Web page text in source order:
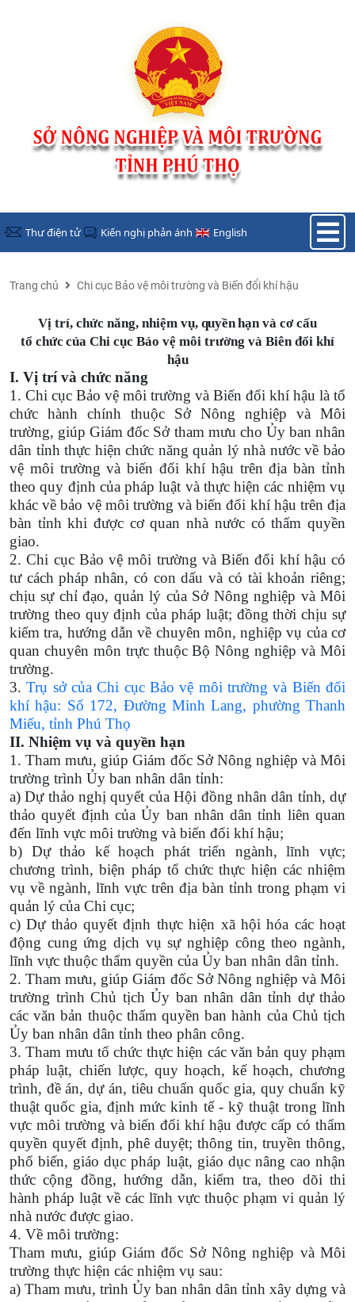
Thư điện tử Kiến nghị phản ánh English
Trang chủ Chi cục Bảo vệ môi trường và Biến đổi khí hậu
Vị trí, chức năng, nhiệm vụ, quyềnhạn và cơ cấu
tổ chức của Chi cục Bảo vệ môi trường và Biên đổi khí
hậu
I. Vị trí và chức năng
1. Chi cục Bảo vệ môi trường và Biến đổi khí hậu là tổ
chức hành chính thuộc Sở Nông nghiệp và Môi
trường, giúp Giám đốc Sở tham mưu cho Ủy ban nhân
dân tỉnh thực hiện chức năng quản lý nhà nước về bảo
vệ môi trườngvà biến đổi khí hậu trên địa bàn tỉnh
theo quy định của pháp luật và thực hiện các nhiệm vụ
khác về bảo vệ môi trường và biến đổi khí hậu trên địa
bàn tỉnh khi được cơ quan nhà nước có thẩm quyền
giao.
2. Chi cục Bảo vệ môi trường và Biến đổi khí hậu có
tư cách pháp nhân, có con dấu và có tài khoản riêng;
chịu sự chỉ đạo, quản lý của Sở Nông nghiệp và Môi
trường theo quy định của pháp luật; đồng thời chịu sự
kiểm tra, hướng dẫn về chuyên môn, nghiệp vụ của cơ
quan chuyên môn trực thuộc Bộ Nông nghiệp và Môi
trường.
3.Trụ sở của Chi cục Bảo vệ môi trường và Biến đổi
khí hậu: Số 172, Đường Minh Lang, phường Thanh
Miếu, tỉnh Phú Thọ
II. Nhiệm vụ và quyền hạn
1. Tham mưu, giúp Giám đốc Sở Nông nghiệp và Môi
trường trình Ủy ban nhân dân tỉnh:
a) Dự thảo nghị quyết của Hội đồng nhân dân tỉnh, dự
thảo quyết định của Ủy ban nhân dân tỉnh liên quan
đến lĩnh vực môi trường và biến đổi khí hậu;
b) Dự thảo kế hoạch phát triển ngành, lĩnh vực;
chương trình, biện pháp tổ chức thực hiện các nhiệm
vụ về ngành, lĩnh vực trên địa bàn tỉnh trong phạm vi
quản lý của Chi cục;
c) Dự thảo quyết định thực hiện xã hội hóa các hoạt
động cung ứng dịch vụ sự nghiệp công theo ngành,
lĩnh vực thuộc thẩm quyền của Ủy ban nhân dân tỉnh.
2. Tham mưu, giúp Giám đốc Sở Nông nghiệp và Môi
trường trình Chủ tịch Ủy ban nhân dân tỉnh dự thảo
các văn bản thuộc thẩm quyền ban hành của Chủ tịch
Ủy ban nhân dân tỉnh theo phân công.
3. Tham mưu tổ chức thực hiện các văn bản quy phạm
pháp luật, chiến lược, quy hoạch, kế hoạch, chương
trình, đề án, dự án, tiêu chuẩn quốc gia, quy chuẩn kỹ
thuật quốc gia, định mức kinh tế - kỹ thuật trong lĩnh
vực môi trường và biến đổi khí hậu được cấp có thẩm
quyền quyết định, phê duyệt; thông tin, truyền thông,
phổ biến, giáo dục pháp luật, giáo dục nâng cao nhận
thức cộng đồng, hướng dẫn, kiểm tra, theo dõi thi
hành pháp luật về các lĩnh vực thuộc phạm vi quản lý
nhà nước được giao.
4. Về môi trường:
Tham mưu, giúp Giám đốc Sở Nông nghiệp và Môi
trường thực hiện các nhiệm vụ sau:
a) Tham mưu, trình Ủy ban nhân dân tỉnh xây dựng và